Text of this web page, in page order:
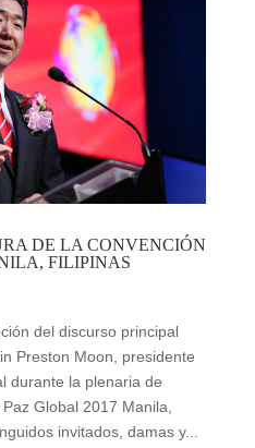
DE LA CONVENCIÓN
FILIPINAS
del discurso principal
Preston Moon, presidente
durante la plenaria de
Global 2017 Manila,
invitados, damas y...